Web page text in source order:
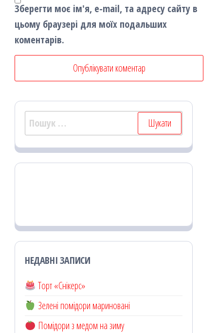
Зберегти моє ім'я, e-mail, та адресу сайту в
цьому браузері для моїх подальших
коментарів.
Пошук:
НЕДАВНІ ЗАПИСИ
Торт «Снікерс»
Зелені помідори мариновані
Помідори з медом на зиму